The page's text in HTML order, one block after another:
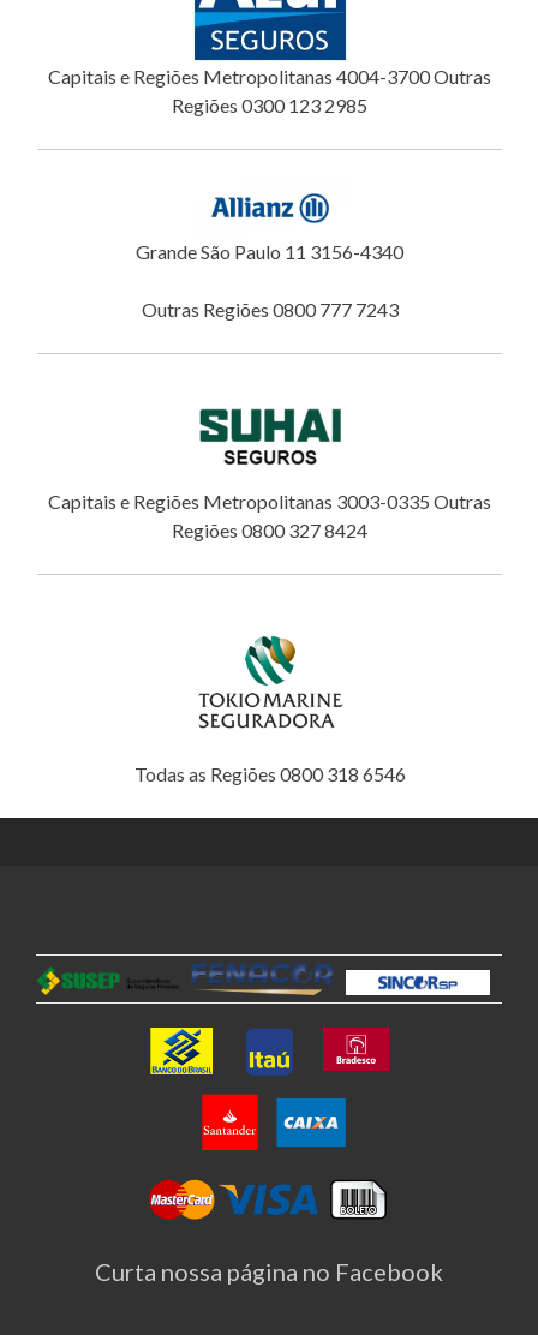
Capitais e Regiões Metropolitanas 4004-3700 Outras
Regiões 0300 123 2985
Grande São Paulo 11 3156-4340
Outras Regiões 0800 777 7243
Capitais e Regiões Metropolitanas 3003-0335 Outras
Regiões 0800 327 8424
Todas as Regiões 0800 318 6546
Curta nossa página no Facebook